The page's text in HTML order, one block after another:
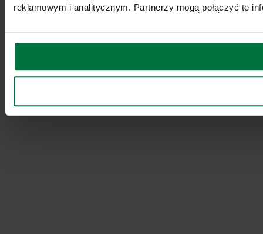
reklamowym i analitycznym. Partnerzy mogą połączyć te